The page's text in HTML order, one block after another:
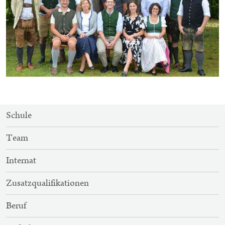
SITEMAP-
NAVIGATION
Schule
Team
Internat
Zusatzqualifikationen
Beruf